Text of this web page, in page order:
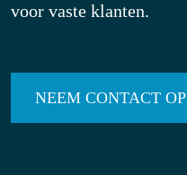
voor vaste klanten.
NEEM CONTACT OP